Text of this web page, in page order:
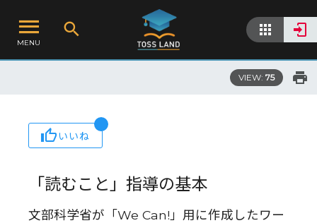
MENU
VIEW: 75
いいね
「読むこと」指導の基本
文部科学省が「We Can!」用に作成したワー